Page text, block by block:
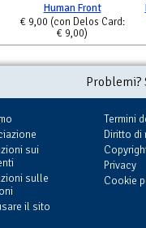
Human Front
€ 9,00 (con Delos Card:
€ 9,00)
sui
sulle
il sito
Termini
Diritto di
Privacy
Cookie